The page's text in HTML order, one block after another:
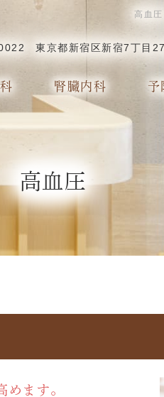
高血
東京都新宿区新宿7丁目
腎臓内科 予
高血圧
めます。